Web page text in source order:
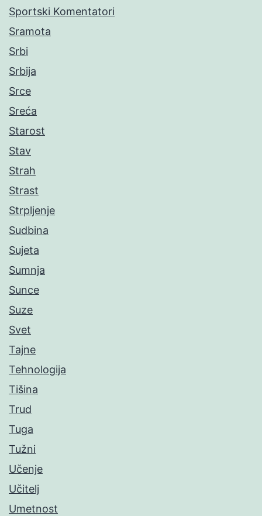
Sportski Komentatori
Sramota
Srbi
Srbija
Srce
Sreća
Starost
Stav
Strah
Strast
Strpljenje
Sudbina
Sujeta
Sumnja
Sunce
Suze
Svet
Tajne
Tehnologija
Tišina
Trud
Tuga
Tužni
Učenje
Učitelj
Umetnost